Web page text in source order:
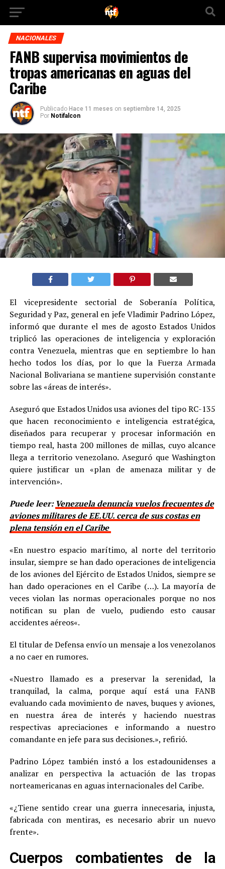
NACIONALES
FANB supervisa movimientos de
tropas americanas en aguas del
Caribe
Publicado Hace 11 meses on septiembre 14, 2025
Por Notifalcon
El vicepresidente sectorial de Soberanía Política,
Seguridad y Paz, general en jefe Vladimir Padrino López,
informó que durante el mes de agosto Estados Unidos
triplicó las operaciones de inteligencia y exploración
contra Venezuela, mientras que en septiembre lo han
hecho todos los días, por lo que la Fuerza Armada
Nacional Bolivariana se mantiene supervisión constante
sobre las «áreas de interés».
Aseguró que Estados Unidos usa aviones del tipo RC-135
que hacen reconocimiento e inteligencia estratégica,
diseñados para recuperar y procesar información en
tiempo real, hasta 200 millones de millas, cuyo alcance
llega a territorio venezolano. Aseguró que Washington
quiere justificar un «plan de amenaza militar y de
intervención».
Puede leer:Venezuela denuncia vuelos frecuentes de
aviones militares de EE.UU. cerca de sus costas en
plena tensión en el Caribe
«En nuestro espacio marítimo, al norte del territorio
insular, siempre se han dado operaciones de inteligencia
de los aviones del Ejército de Estados Unidos, siempre se
han dado operaciones en el Caribe (…). La mayoría de
veces violan las normas operacionales porque no nos
notifican su plan de vuelo, pudiendo esto causar
accidentes aéreos«.
El titular de Defensa envío un mensaje a los venezolanos
a no caer en rumores.
«Nuestro llamado es a preservar la serenidad, la
tranquilad, la calma, porque aquí está una FANB
evaluando cada movimiento de naves, buques y aviones,
en nuestra área de interés y haciendo nuestras
respectivas apreciaciones e informando a nuestro
comandante en jefe para sus decisiones.», refirió.
Padrino López también instó a los estadounidenses a
analizar en perspectiva la actuación de las tropas
norteamericanas en aguas internacionales del Caribe.
«¿Tiene sentido crear una guerra innecesaria, injusta,
fabricada con mentiras, es necesario abrir un nuevo
frente».
Cuerpos combatientes de la